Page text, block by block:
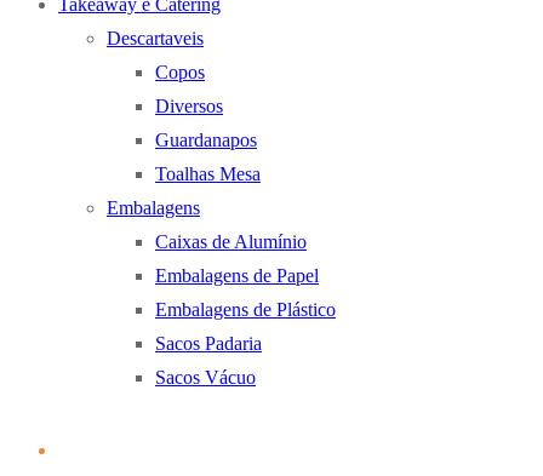
Takeaway e Catering
Descartaveis
Copos
Diversos
Guardanapos
Toalhas Mesa
Embalagens
Caixas de Alumínio
Embalagens de Papel
Embalagens de Plástico
Sacos Padaria
Sacos Vácuo